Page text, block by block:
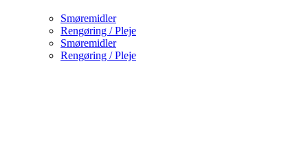
Smøremidler
Rengøring / Pleje
Smøremidler
Rengøring / Pleje